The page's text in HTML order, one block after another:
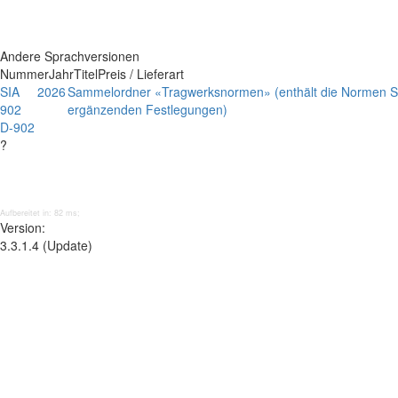
Andere Sprachversionen
NummerJahrTitelPreis / Lieferart
SIA
902
D-902
?
2026Sammelordner «Tragwerksnormen» (enthält die Normen
ergänzenden Festlegungen)
Aufbereitet in: 82 ms;
Version:
3.3.1.4 (Update)